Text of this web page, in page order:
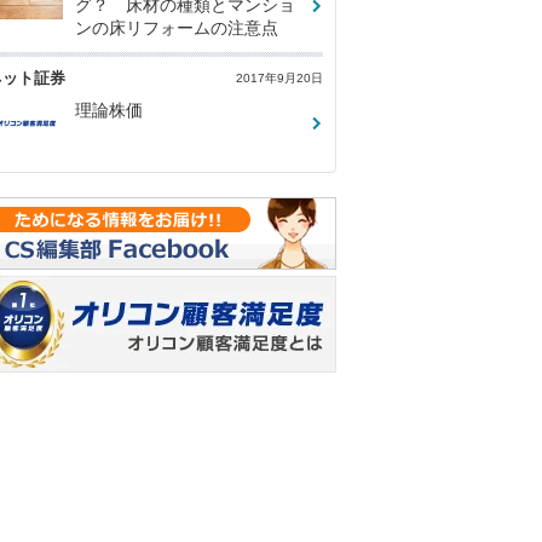
グ？ 床材の種類とマンショ
ンの床リフォームの注意点
ト証券 2017年9月20日
理論株価